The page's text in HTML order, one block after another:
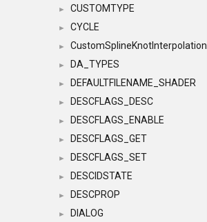
► CUSTOMTYPE
► CYCLE
► CustomSplineKnotInterpolation
► DA_TYPES
► DEFAULTFILENAME_SHADER
► DESCFLAGS_DESC
► DESCFLAGS_ENABLE
► DESCFLAGS_GET
► DESCFLAGS_SET
► DESCIDSTATE
► DESCPROP
► DIALOG